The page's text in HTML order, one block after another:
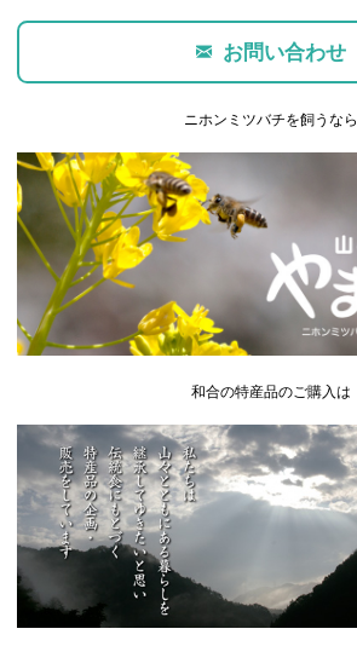
お問い合わせ
ニホンミツバチを飼うなら
和合の特産品のご購入は